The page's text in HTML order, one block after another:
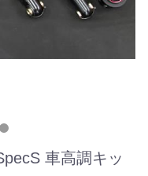
車高調キッ